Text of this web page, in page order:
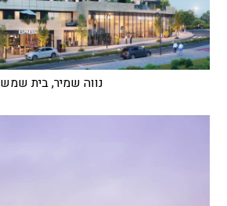
נווה שמיר, בית שמש